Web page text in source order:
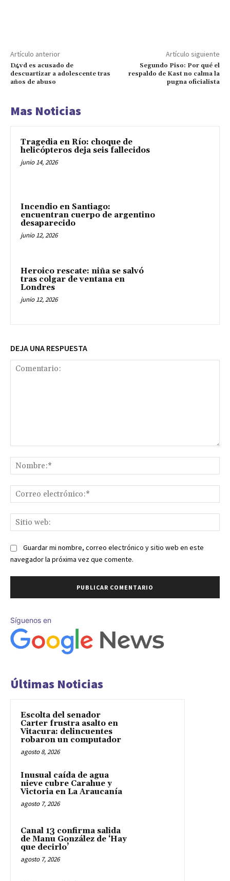
Artículo anterior
D4vd es acusado de
descuartizar a adolescente tras
años de abuso
Artículo siguiente
Segundo Piso: Por qué el
respaldo de Kast no calma la
pugna oficialista
Mas Noticias
Tragedia en Río: choque de
helicópteros deja seis fallecidos
junio 14, 2026
Incendio en Santiago:
encuentran cuerpo de argentino
desaparecido
junio 12, 2026
Heroico rescate: niña se salvó
tras colgar de ventana en
Londres
junio 12, 2026
DEJA UNA RESPUESTA
Guardar mi nombre, correo electrónico y sitio web en este
navegador la próxima vez que comente.
Síguenos en
Últimas Noticias
Escolta del senador
Carter frustra asalto en
Vitacura: delincuentes
robaron un computador
agosto 8, 2026
Inusual caída de agua
nieve cubre Carahue y
Victoria en La Araucanía
agosto 7, 2026
Canal 13 confirma salida
de Manu González de ‘Hay
que decirlo’
agosto 7, 2026